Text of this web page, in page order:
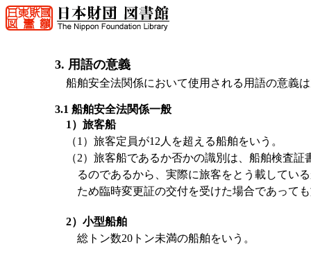
3. 用語の意義
船舶安全法関係において使用される用語の意義
3.1 船舶安全法関係一般
1）旅客船
（1）旅客定員が12人を超える船舶をいう。
（2）旅客船であるか否かの識別は、船舶検査
るのであるから、実際に旅客をとう載してい
ため臨時変更証の交付を受けた場合であって
2）小型船舶
総トン数20トン未満の船舶をいう。